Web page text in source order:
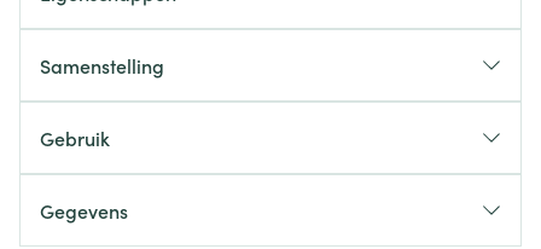
Samenstelling
Gebruik
Gegevens